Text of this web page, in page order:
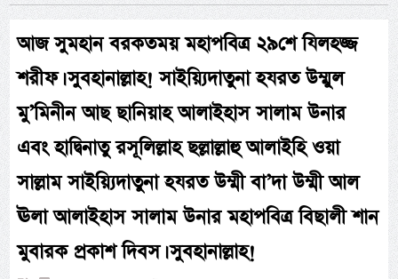
আজ সুমহান বরকতময় মহাপবিত্র ২৯শে যিলহজ্জ
শরীফ। সুবহানাল্লাহ! সাইয়্যিদাতুনা হযরত উম্মুল
মু’মিনীন আছ ছানিয়াহ আলাইহাস সালাম উনার
এবং হাদ্বিনাতু রসূলিল্লাহ ছল্লাল্লাহু আলাইহি ওয়া
সাল্লাম সাইয়্যিদাতুনা হযরত উম্মী বা’দা উম্মী আল
ঊলা আলাইহাস সালাম উনার মহাপবিত্র বিছালী শান
মুবারক প্রকাশ দিবস। সুবহানাল্লাহ!